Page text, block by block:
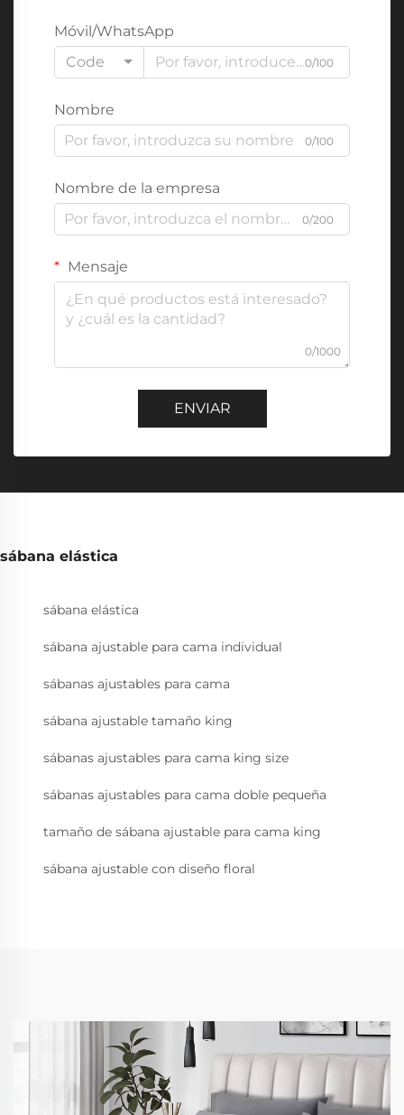
Móvil/WhatsApp
Code
0/100
Nombre
0/100
Nombre de la empresa
0/200
Mensaje
0/1000
ENVIAR
sábana elástica
sábana elástica
sábana ajustable para cama individual
sábanas ajustables para cama
sábana ajustable tamaño king
sábanas ajustables para cama king size
sábanas ajustables para cama doble pequeña
tamaño de sábana ajustable para cama king
sábana ajustable con diseño floral